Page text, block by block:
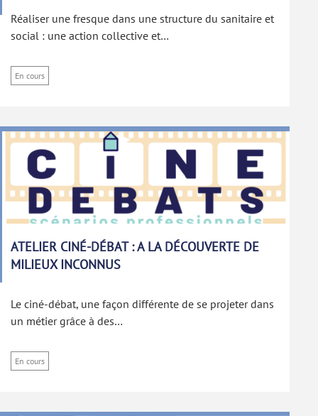
Réaliser une fresque dans une structure du sanitaire et
social : une action collective et…
En cours
ATELIER CINÉ-DÉBAT : A LA DÉCOUVERTE DE
MILIEUX INCONNUS
Le ciné-débat, une façon différente de se projeter dans
un métier grâce à des…
En cours